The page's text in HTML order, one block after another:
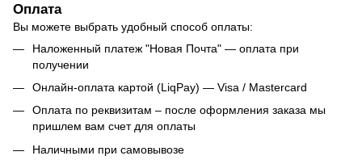
Оплата
Вы можете выбрать удобный способ оплаты:
Наложенный платеж "Новая Почта" — оплата при
получении
Онлайн-оплата картой (LiqPay) — Visa / Mastercard
Оплата по реквизитам – после оформления заказа мы
пришлем вам счет для оплаты
Наличными при самовывозе